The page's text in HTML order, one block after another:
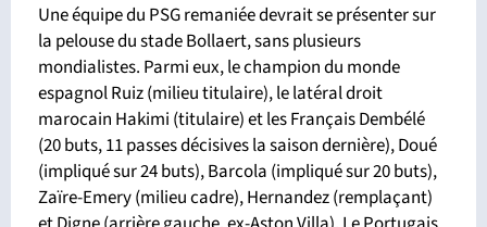
Une équipe du PSG remaniée devrait se présenter sur
la pelouse du stade Bollaert, sans plusieurs
mondialistes. Parmi eux, le champion du monde
espagnol Ruiz (milieu titulaire), le latéral droit
marocain Hakimi (titulaire) et les Français Dembélé
(20 buts, 11 passes décisives la saison dernière), Doué
(impliqué sur 24 buts), Barcola (impliqué sur 20 buts),
Zaïre-Emery (milieu cadre), Hernandez (remplaçant)